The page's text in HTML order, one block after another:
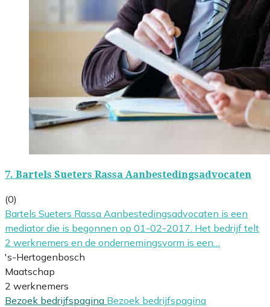
7. Bartels Sueters Rassa Aanbestedingsadvocaten
(0)
Bartels Sueters Rassa Aanbestedingsadvocaten is een
mediator die is begonnen op 01-02-2017. Het bedrijf telt
2 werknemers en de ondernemingsvorm is een…
's-Hertogenbosch
Maatschap
2 werknemers
Bezoek bedrijfspagina Bezoek bedrijfspagina